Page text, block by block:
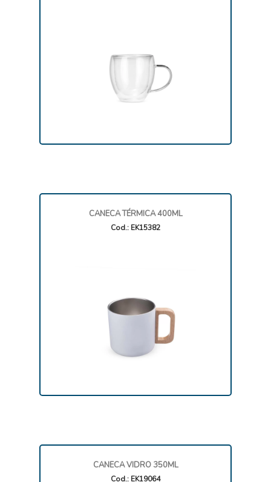
CANECA TÉRMICA 400ML
Cod.: EK15382
CANECA VIDRO 350ML
Cod.: EK19064